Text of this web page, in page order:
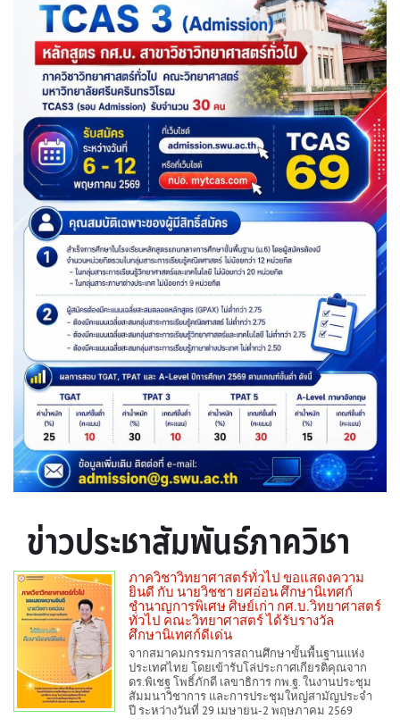
ข่าวประชาสัมพันธ์ภาควิชา
ภาควิชาวิทยาศาสตร์ทั่วไป ขอแสดงความ
ยินดี กับ นายวิชชา ยศอ่อน ศึกษานิเทศก์
ชำนาญการพิเศษ ศิษย์เก่า กศ.บ.วิทยาศาสตร์
ทั่วไป คณะวิทยาศาสตร์ ได้รับรางวัล
ศึกษานิเทศก์ดีเด่น
จากสมาคมกรรมการสถานศึกษาขั้นพื้นฐานแห่ง
ประเทศไทย โดยเข้ารับโล่ประกาศเกียรติคุณจาก
ดร.พิเชฐ โพธิ์ภักดี เลขาธิการ กพ.ฐ. ในงานประชุม
สัมมนาวิชาการ และการประชุมใหญ่สามัญประจำ
ปี ระหว่างวันที่ 29 เมษายน-2 พฤษภาคม 2569